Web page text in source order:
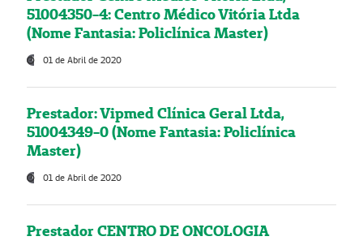
51004350-4: Centro Médico Vitória Ltda
(Nome Fantasia: Policlínica Master)
01 de Abril de 2020
Prestador: Vipmed Clínica Geral Ltda,
51004349-0 (Nome Fantasia: Policlínica
Master)
01 de Abril de 2020
Prestador CENTRO DE ONCOLOGIA